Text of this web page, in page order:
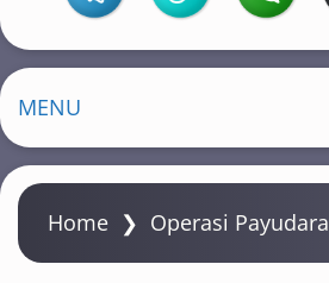
MENU
Home ❯ Operasi Payudara